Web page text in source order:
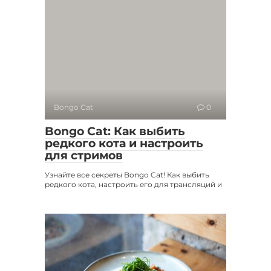
Bongo Cat 0
Bongo Cat: Как выбить
редкого кота и настроить
для стримов
Узнайте все секреты Bongo Cat! Как выбить
редкого кота, настроить его для трансляций и